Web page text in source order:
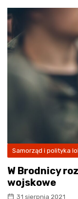
Samorząd i polityka
W Brodnicy
wojskowe
31 sierpnia 2021